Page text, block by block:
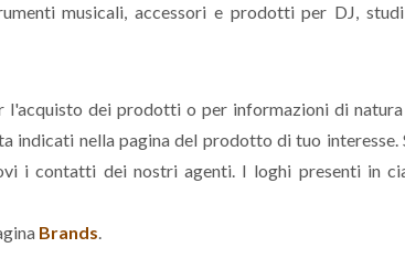
musicali, accessori e prodotti per DJ,
l'acquisto dei prodotti o per informazioni di
nella pagina del prodotto di tuo interesse.
i contatti dei nostri agenti. I loghi presenti in
Brands.